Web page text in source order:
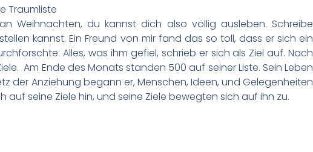
Traumliste
Weihnachten, du kannst dich also völlig ausleben. Schreibe
kannst. Ein Freund von mir fand das so toll, dass er sich ein
Alles, was ihm gefiel, schrieb er sich als Ziel auf. Nach
Am Ende des Monats standen 500 auf seiner Liste. Sein Leben
der Anziehung begann er, Menschen, Ideen, und Gelegenheiten
seine Ziele hin, und seine Ziele bewegten sich auf ihn zu.